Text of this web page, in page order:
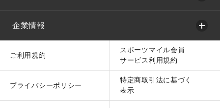
企業情報
ご利用規約
スポーツマイル会員
サービス利用規約
プライバシーポリシー
特定商取引法に基づく
表示